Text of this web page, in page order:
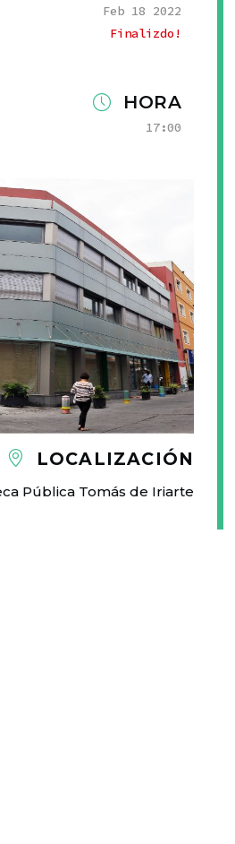
Feb 18 2022
Finalizdo!
HORA
17:00
LOCALIZACIÓN
Pública Tomás de Iriarte